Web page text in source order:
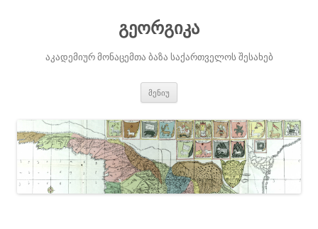
გეორგიკა
აკადემიურ მონაცემთა ბაზა საქართველოს შესახებ
მენიუ